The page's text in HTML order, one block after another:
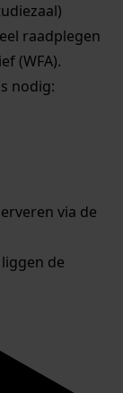
raadplegen
(WFA).
nodig:
via de
de